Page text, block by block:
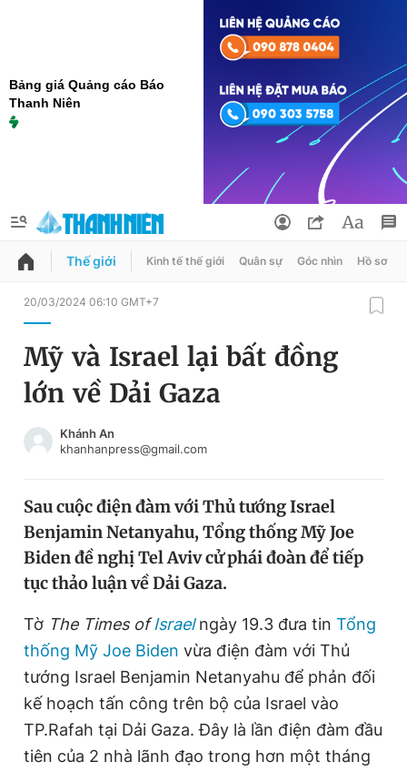
Bảng giá Quảng cáo Báo
Thanh Niên
QUẢNG CÁO
Chuyên mục
Chuyên mục khác
Tin thị trường Tin 360
Video Magazine
Sản phẩm khác
Tiện ích Bạn cần biết
Thông tin tòa soạn Liên hệ quảng cáo
Đổi mật khẩu
Tin đã lưu
Tin đã xem
Đăng xuất
Thế giới Kinh tế thế giới Quân sự Góc nhìn Hồ sơ
20/03/2024 06:10 GMT+7
Mỹ và Israel lại bất đồng
lớn về Dải Gaza
Khánh An
khanhanpress@gmail.com
Sau cuộc điện đàm với Thủ tướng Israel
Benjamin Netanyahu, Tổng thống Mỹ Joe
Biden đề nghị Tel Aviv cử phái đoàn để tiếp
tục thảo luận về Dải Gaza.
Tờ The Times ofIsraelngày 19.3 đưa tin Tổng
thống Mỹ Joe Biden vừa điện đàm với Thủ
tướng Israel Benjamin Netanyahu để phản đối
kế hoạch tấn công trên bộ của Israel vào
TP.Rafah tại Dải Gaza. Đây là lần điện đàm đầu
tiên của 2 nhà lãnh đạo trong hơn một tháng